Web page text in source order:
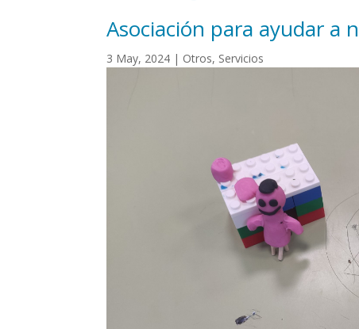
Asociación para ayudar a
3 May, 2024 | Otros, Servicios